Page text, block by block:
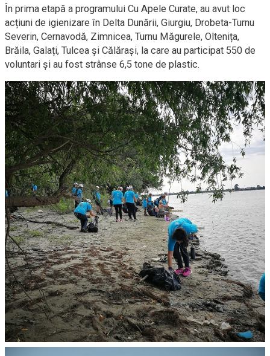
În prima etapă a programului Cu Apele Curate, au avut loc
acțiuni de igienizare în Delta Dunării, Giurgiu, Drobeta-Turnu
Severin, Cernavodă, Zimnicea, Turnu Măgurele, Oltenița,
Brăila, Galați, Tulcea și Călărași, la care au participat 550 de
voluntari și au fost strânse 6,5 tone de plastic.